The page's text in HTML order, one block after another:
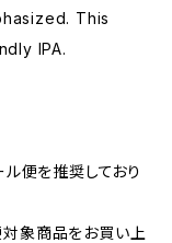
This
IPA.
便を推奨しており
象商品をお買い上